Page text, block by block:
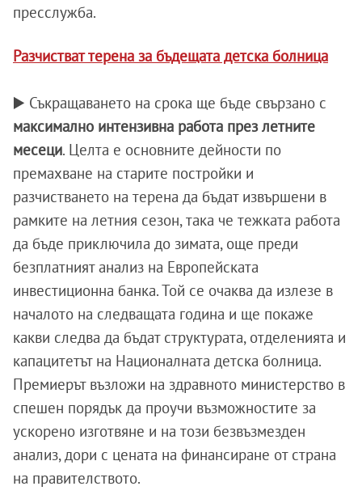
пресслужба.
Разчистват терена за бъдещата детска болница
▶️ Съкращаването на срока ще бъде свързано с
максимално интензивна работа през летните
месеци. Целта е основните дейности по
премахване на старите постройки и
разчистването на терена да бъдат извършени в
рамките на летния сезон, така че тежката работа
да бъде приключила до зимата, още преди
безплатният анализ на Европейската
инвестиционна банка. Той се очаква да излезе в
началото на следващата година и ще покаже
какви следва да бъдат структурата, отделенията и
капацитетът на Националната детска болница.
Премиерът възложи на здравното министерство в
спешен порядък да проучи възможностите за
ускорено изготвяне и на този безвъзмезден
анализ, дори с цената на финансиране от страна
на правителството.